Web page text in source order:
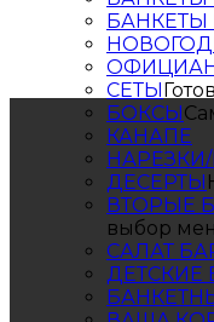
БАНКЕТЫ
СЕТЫ
БОКСЫ
КАНАПЕ
ДЕСЕРТЫ
ВТОРЫЕ
выбор
САЛАТ
ДЕТСКИЕ